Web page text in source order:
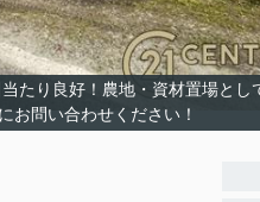
たり良好！農地・資材置場とし
お問い合わせください！